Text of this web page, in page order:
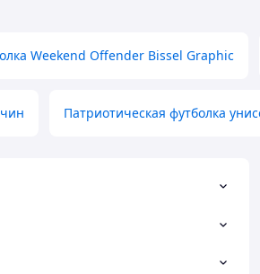
Weekend Offender Bissel Graphic
Патриотическая футболка